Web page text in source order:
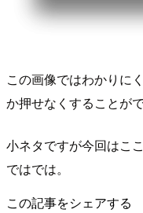
この画像ではわかりに
か押せなくすることがで
小ネタですが今回はここ
ではでは。
この記事をシェアする